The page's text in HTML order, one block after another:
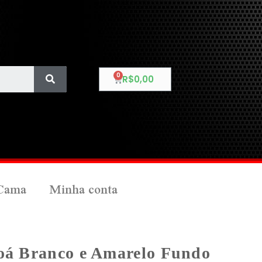
R$0,00
Minha conta
Branco e Amarelo Fundo